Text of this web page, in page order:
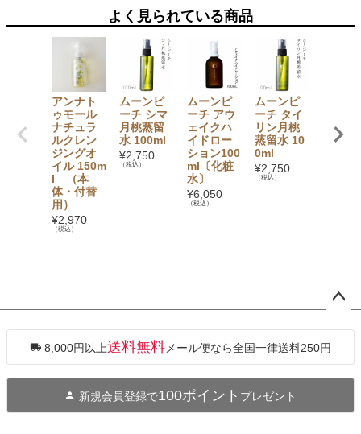
よく見られている商品
アンナト
ゥモール
ナチュラ
ルクレン
ジングオ
イル 150m
l （本
体・付替
用）
¥2,970
（税込）
ムーンピ
ーチ シマ
月桃蒸留
水 100ml
¥2,750
（税込）
ムーンピ
ーチ アウ
ェイクハ
イドロー
ション100
ml〔化粧
水〕
¥6,050
（税込）
ムーンピ
ーチ タイ
リン月桃
蒸留水 10
0ml
¥2,750
（税込）
サバー
〔クリ
ジト
へ
8,000円以上送料無料メール便なら全国一律送料250円
新規会員登録で100ポイント プレゼント